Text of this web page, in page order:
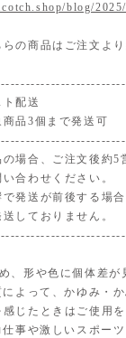
blog/
の商品はご注文よ
配送
品3個まで発送可
の場合、ご注文後約5
合わせください。
で発送が前後する場
送しておりません。
、形や色に個体差
よって、かゆみ・
じたときはご使用
事や激しいスポー